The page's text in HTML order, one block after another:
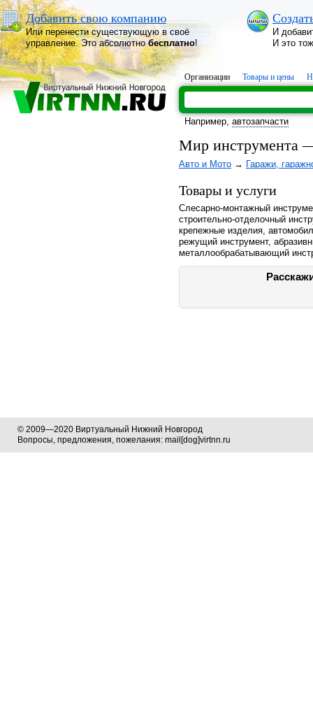
Добавить свою компанию
Или перенести существующую в своё
управление. Это абсолютнобесплатно!
И
И это
Организации Товары и цены
Например, автозапчасти
Мир инструмента
Авто и Мото → Гаражи,
Товары и услуги
Слесарно-монтажный
строительно-отделочный
крепежные изделия,
режущий инструмент,
металлообрабатывающий
© 2009—2020 Виртуальный Нижний Новгород
Вопросы, предложения, пожелания: mail[dog]virtnn.ru